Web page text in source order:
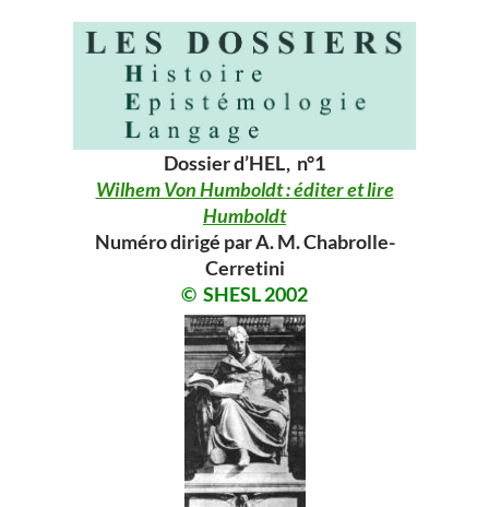
Dossier d’HEL, n°1
Wilhem Von Humboldt : éditer et lire
Humboldt
Numéro dirigé par A. M. Chabrolle-
Cerretini
© SHESL 2002